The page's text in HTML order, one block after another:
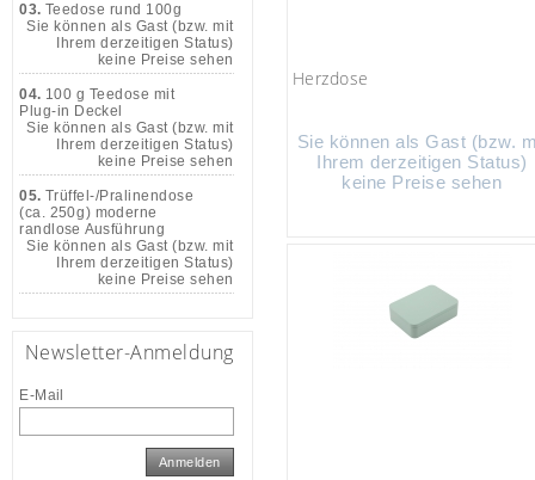
Herzdose
Sie können als Gast (bzw.
Ihrem derzeitigen Status)
keine Preise sehen
03. Teedose rund 100g
Sie können als Gast (bzw. mit
Ihrem derzeitigen Status)
keine Preise sehen
04. 100 g Teedose mit
Plug-in Deckel
Sie können als Gast (bzw. mit
Ihrem derzeitigen Status)
keine Preise sehen
05. Trüffel-/Pralinendose
(ca. 250g) moderne
randlose Ausführung
Sie können als Gast (bzw. mit
Ihrem derzeitigen Status)
keine Preise sehen
Newsletter-Anmeldung
E-Mail
Anmelden